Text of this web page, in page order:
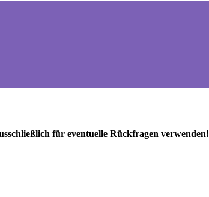
für eventuelle Rückfragen verwenden!